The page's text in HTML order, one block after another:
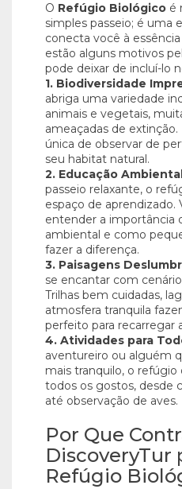
O Refúgio Biológico é
simples passeio; é uma
conecta você à
estão alguns motivos
pode deixar de incluí-lo
1. Biodiversidade
abriga uma variedade
animais e vegetais,
ameaçadas de
única de observar de
seu habitat natural.
2. Educação
passeio relaxante, o
espaço de aprendizado.
entender a importância
ambiental e como
fazer a diferença.
3. Paisagens
se encantar com
Trilhas bem cuidadas,
atmosfera tranquila
perfeito para recarregar
4. Atividades para
aventureiro ou alguém
mais tranquilo, o refúgio
todos os gostos, desde
até observação de aves.
Por Que
DiscoveryTur
Refúgio